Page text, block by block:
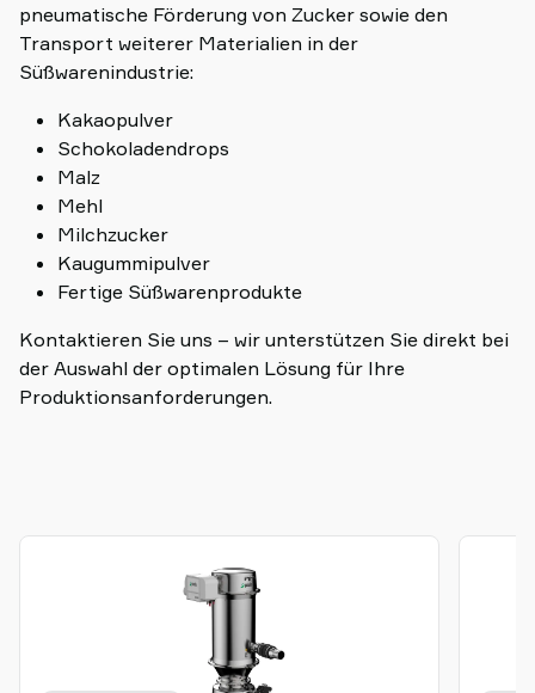
pneumatische Förderung von Zucker sowie den
Transport weiterer Materialien in der
Süßwarenindustrie:
Kakaopulver
Schokoladendrops
Malz
Mehl
Milchzucker
Kaugummipulver
Fertige Süßwarenprodukte
Kontaktieren Sie uns – wir unterstützen Sie direkt bei
der Auswahl der optimalen Lösung für Ihre
Produktionsanforderungen.